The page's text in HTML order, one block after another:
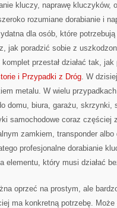
kluczy, naprawę kluczyków,
rozumiane dorabianie i
dla osób, które
jak poradzić sobie z
przestał działać tak,
i Przypadki z Dróg. W
metalu. W wielu
domu, biura, garażu, skrzynki,
samochodowe coraz częściej
zamkiem, transponder albo
profesjonalne dorabianie
elementu, który musi działać
oprzeć na prostym, ale
ma konkretną potrzebę.